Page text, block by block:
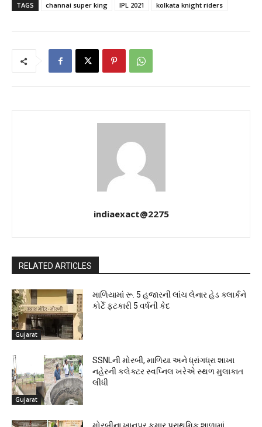
TAGS channai super king IPL 2021 kolkata knight riders
indiaexact@2275
RELATED ARTICLES
Gujarat
માળિયામાં રૂ. 5 હજારની લાંચ લેનાર હેડ ક્લાર્કને
કોર્ટે ફટકારી 5 વર્ષની કેદ
Gujarat
SSNLની મોરબી, માળિયા અને ધ્રાંગધ્રા શાખા
નહેરની કલેક્ટર સ્વપ્નિલ ખરેએ સ્થળ મુલાકાત
લીધી